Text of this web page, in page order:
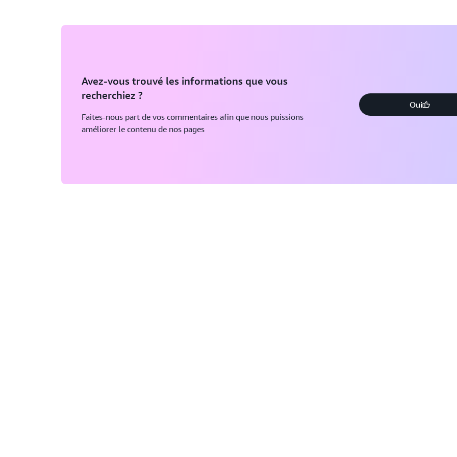
Avez-vous trouvé les informations que vous
recherchiez ?
Faites-nous part de vos commentaires afin que nous puissions
améliorer le contenu de nos pages
Oui